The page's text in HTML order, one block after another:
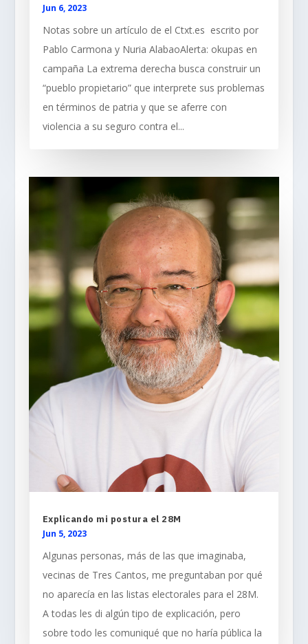
Jun 6, 2023
Notas sobre un artículo de el Ctxt.es escrito por
Pablo Carmona y Nuria AlabaoAlerta: okupas en
campaña La extrema derecha busca construir un
“pueblo propietario” que interprete sus problemas
en términos de patria y que se aferre con
violencia a su seguro contra el...
Explicando mi postura el 28M
Jun 5, 2023
Algunas personas, más de las que imaginaba,
vecinas de Tres Cantos, me preguntaban por qué
no aparecía en las listas electorales para el 28M.
A todas les di algún tipo de explicación, pero
sobre todo les comuniqué que no haría pública la